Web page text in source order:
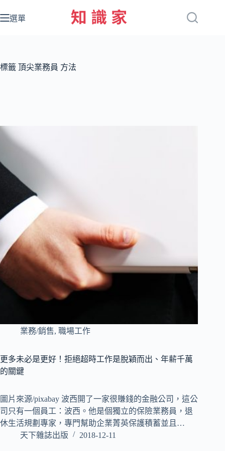
至
容
選單
標籤 頂尖業務員 方法
業務/銷售, 職場工作
更多未必是更好！拒絕超時工作是脫穎而出、年薪千萬
的關鍵
圖片來源/pixabay 波西開了一家很賺錢的金融公司，這公
司只有一個員工：波西。他是個獨立的保險業務員，退
休生活規劃專家，專門幫助企業菁英保護積蓄並且…
天下雜誌出版
2018-12-11